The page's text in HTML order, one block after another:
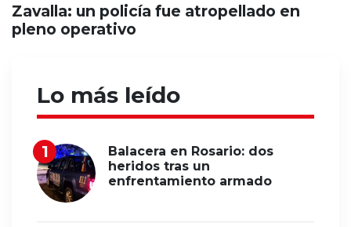
Zavalla: un policía fue atropellado en
pleno operativo
Lo más leído
Balacera en Rosario: dos
heridos tras un
enfrentamiento armado